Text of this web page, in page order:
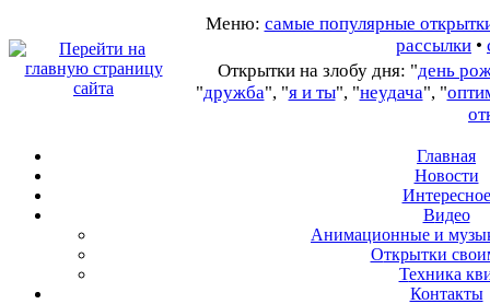
Меню: самые популярные
рассылки •
Открытки на злобу дня: "день
"дружба", "я и ты", "неудача", "
Главная
Новости
Интересное
Видео
Анимационные и
Открытки
Техника
Контакты